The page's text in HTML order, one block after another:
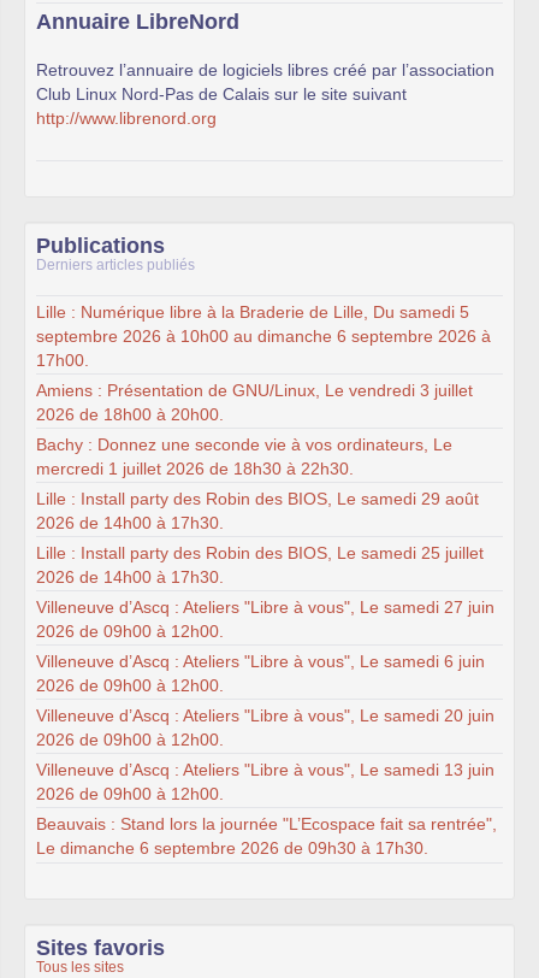
Annuaire LibreNord
Retrouvez l’annuaire de logiciels libres créé par l’association
Club Linux Nord-Pas de Calais sur le site suivant
http://www.librenord.org
Publications
Derniers articles publiés
Lille : Numérique libre à la Braderie de Lille, Du samedi 5
septembre 2026 à 10h00 au dimanche 6 septembre 2026 à
17h00.
Amiens : Présentation de GNU/Linux, Le vendredi 3 juillet
2026 de 18h00 à 20h00.
Bachy : Donnez une seconde vie à vos ordinateurs, Le
mercredi 1 juillet 2026 de 18h30 à 22h30.
Lille : Install party des Robin des BIOS, Le samedi 29 août
2026 de 14h00 à 17h30.
Lille : Install party des Robin des BIOS, Le samedi 25 juillet
2026 de 14h00 à 17h30.
Villeneuve d’Ascq : Ateliers "Libre à vous", Le samedi 27 juin
2026 de 09h00 à 12h00.
Villeneuve d’Ascq : Ateliers "Libre à vous", Le samedi 6 juin
2026 de 09h00 à 12h00.
Villeneuve d’Ascq : Ateliers "Libre à vous", Le samedi 20 juin
2026 de 09h00 à 12h00.
Villeneuve d’Ascq : Ateliers "Libre à vous", Le samedi 13 juin
2026 de 09h00 à 12h00.
Beauvais : Stand lors la journée "L’Ecospace fait sa rentrée",
Le dimanche 6 septembre 2026 de 09h30 à 17h30.
Sites favoris
Tous les sites